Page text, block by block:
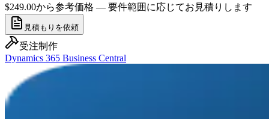
$249.00から参考価格 — 要件範囲に応じてお見積りします
見積もりを依頼
受注制作
Dynamics 365 Business Central